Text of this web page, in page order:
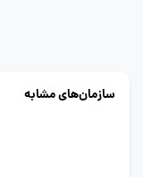
سازمان‌های مشابه